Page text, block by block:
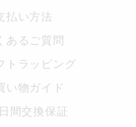
払い方法
あるご質問
トラッピング
い物ガイド
間交換保証